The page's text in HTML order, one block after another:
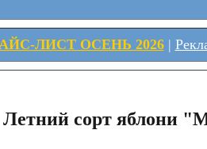
ЛИСТ ОСЕНЬ 2026|
Летний сорт яблони